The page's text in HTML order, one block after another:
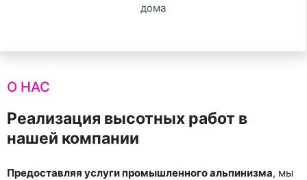
дома
О НАС
Реализация высотных работ в
нашей компании
Предоставляя услуги промышленного альпинизма, мы